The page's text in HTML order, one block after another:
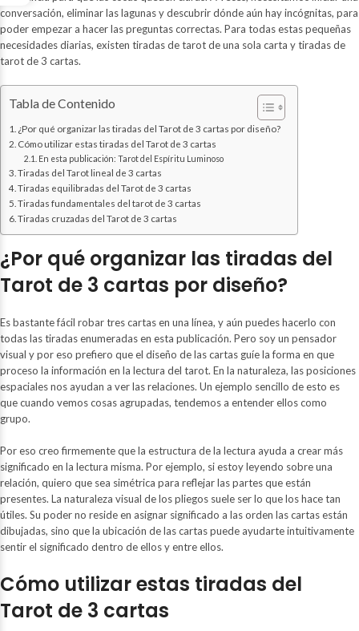
conversación, eliminar las lagunas y descubrir dónde aún hay incógnitas, para
poder empezar a hacer las preguntas correctas. Para todas estas pequeñas
necesidades diarias, existen tiradas de tarot de una sola carta y tiradas de
tarot de 3 cartas.
Tabla de Contenido
¿Por qué organizar las tiradas del Tarot de 3 cartas por diseño?
Cómo utilizar estas tiradas del Tarot de 3 cartas
En esta publicación: Tarot del Espíritu Luminoso
Tiradas del Tarot lineal de 3 cartas
Tiradas equilibradas del Tarot de 3 cartas
Tiradas fundamentales del tarot de 3 cartas
Tiradas cruzadas del Tarot de 3 cartas
¿Por qué organizar las tiradas del
Tarot de 3 cartas por diseño?
Es bastante fácil robar tres cartas en una línea, y aún puedes hacerlo con
todas las tiradas enumeradas en esta publicación. Pero soy un pensador
visual y por eso prefiero que el diseño de las cartas guíe la forma en que
proceso la información en la lectura del tarot. En la naturaleza, las posiciones
espaciales nos ayudan a ver las relaciones. Un ejemplo sencillo de esto es
que cuando vemos cosas agrupadas, tendemos a entenderellos como
grupo.
Por eso creo firmemente que la estructura de la lectura ayuda a crear más
significado en la lectura misma. Por ejemplo, si estoy leyendo sobre una
relación, quiero que sea simétrica para reflejar las partes que están
presentes. La naturaleza visual de los pliegos suele ser lo que los hace tan
útiles. Su poder no reside en asignar significado a lasorden las cartas están
dibujadas, sino que la ubicación de las cartas puede ayudarte intuitivamente
sentirel significado dentro de ellos y entre ellos.
Cómo utilizar estas tiradas del
Tarot de 3 cartas